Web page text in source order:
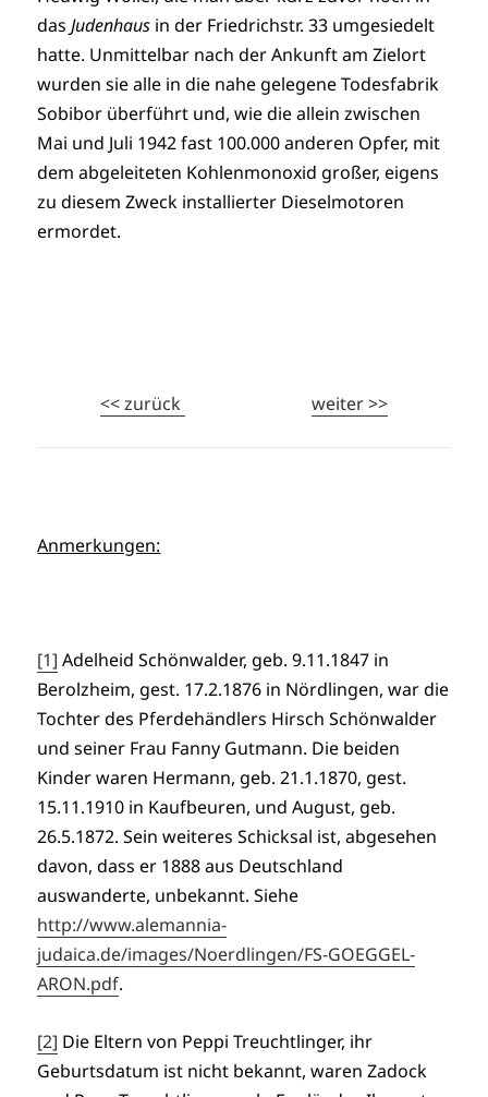
dasJudenhaus in der Friedrichstr. 33 umgesiedelt
hatte. Unmittelbar nach der Ankunft am Zielort
wurden sie alle in die nahe gelegene Todesfabrik
Sobibor überführt und, wie die allein zwischen
Mai und Juli 1942 fast 100.000 anderen Opfer, mit
dem abgeleiteten Kohlenmonoxid großer, eigens
zu diesem Zweck installierter Dieselmotoren
ermordet.
<< zurück weiter >>
Anmerkungen:
[1] Adelheid Schönwalder, geb. 9.11.1847 in
Berolzheim, gest. 17.2.1876 in Nördlingen, war die
Tochter des Pferdehändlers Hirsch Schönwalder
und seiner Frau Fanny Gutmann. Die beiden
Kinder waren Hermann, geb. 21.1.1870, gest.
15.11.1910 in Kaufbeuren, und August, geb.
26.5.1872. Sein weiteres Schicksal ist, abgesehen
davon, dass er 1888 aus Deutschland
auswanderte, unbekannt. Siehe
http://www.alemannia-
judaica.de/images/Noerdlingen/FS-GOEGGEL-
ARON.pdf.
[2] Die Eltern von Peppi Treuchtlinger, ihr
Geburtsdatum ist nicht bekannt, waren Zadock